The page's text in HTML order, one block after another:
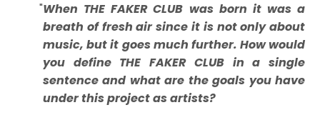
When THE FAKER CLUB was born it was a
breath of fresh air since it is not only about
music, but it goes much further. How would
you define THE FAKER CLUB in a single
sentence and what are the goals you have
under this project as artists?